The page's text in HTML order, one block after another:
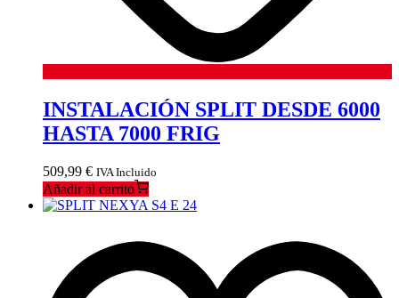
INSTALACIÓN SPLIT DESDE 6000
HASTA 7000 FRIG
509,99 € IVA Incluido
Añadir al carrito